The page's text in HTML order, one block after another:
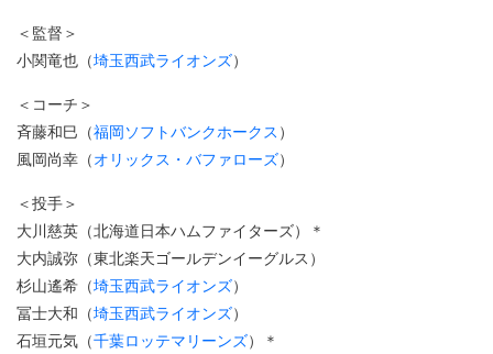
＜監督＞
小関竜也（埼玉西武ライオンズ）
＜コーチ＞
斉藤和巳（福岡ソフトバンクホークス ）
風岡尚幸（オリックス・バファローズ）
＜投手＞
大川慈英（北海道日本ハムファイターズ）＊
大内誠弥（東北楽天ゴールデンイーグルス）
杉山遙希（埼玉西武ライオンズ）
冨士大和（埼玉西武ライオンズ）
石垣元気（千葉ロッテマリーンズ）＊